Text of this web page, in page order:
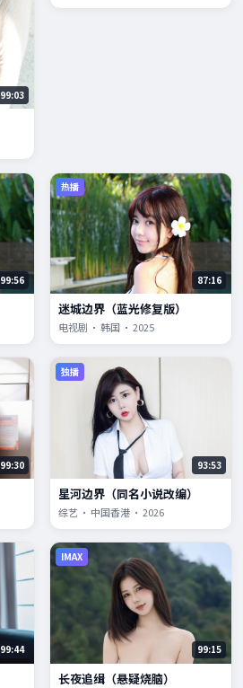
99:03
99:56
热播
87:16
迷城边界（蓝光修复版）
电视剧 · 韩国 · 2025
99:30
独播
93:53
星河边界（同名小说改编）
综艺 · 中国香港 · 2026
99:44
IMAX
99:15
长夜追缉（悬疑烧脑）